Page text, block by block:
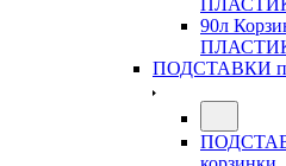
90л
ПОДСТАВКИ